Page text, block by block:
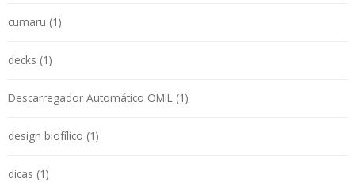
cumaru (1)
decks (1)
Descarregador Automático OMIL (1)
design biofílico (1)
dicas (1)